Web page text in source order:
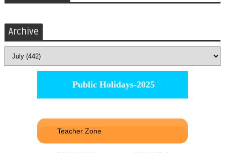
Archive
Public Holidays-2025
Teacher Zone